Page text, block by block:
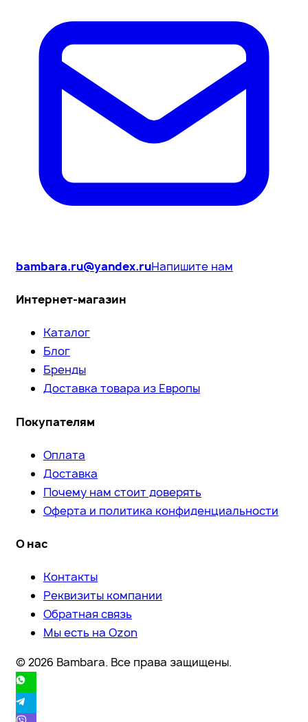
bambara.ru@yandex.ruНапишите нам
Интернет-магазин
Каталог
Блог
Бренды
Доставка товара из Европы
Покупателям
Оплата
Доставка
Почему нам стоит доверять
Оферта и политика конфиденциальности
О нас
Контакты
Реквизиты компании
Обратная связь
Мы есть на Ozon
© 2026 Bambara. Все права защищены.